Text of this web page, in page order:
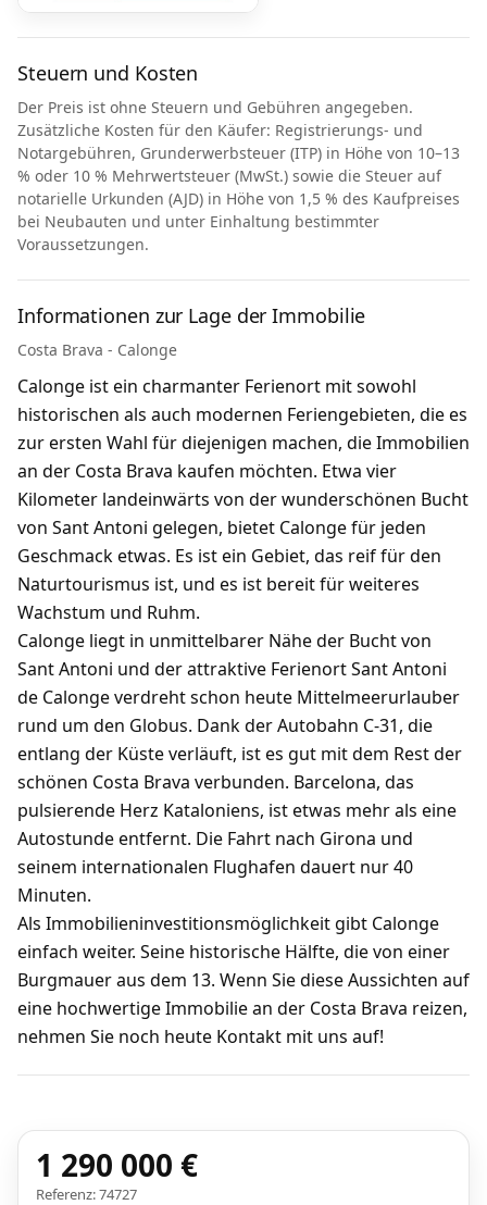
Steuern und Kosten
Der Preis ist ohne Steuern und Gebühren angegeben.
Zusätzliche Kosten für den Käufer: Registrierungs- und
Notargebühren, Grunderwerbsteuer (ITP) in Höhe von 10–13
% oder 10 % Mehrwertsteuer (MwSt.) sowie die Steuer auf
notarielle Urkunden (AJD) in Höhe von 1,5 % des Kaufpreises
bei Neubauten und unter Einhaltung bestimmter
Voraussetzungen.
Informationen zur Lage der Immobilie
Costa Brava - Calonge
Calonge ist ein charmanter Ferienort mit sowohl
historischen als auch modernen Feriengebieten, die es
zur ersten Wahl für diejenigen machen, die Immobilien
an der Costa Brava kaufen möchten. Etwa vier
Kilometer landeinwärts von der wunderschönen Bucht
von Sant Antoni gelegen, bietet Calonge für jeden
Geschmack etwas. Es ist ein Gebiet, das reif für den
Naturtourismus ist, und es ist bereit für weiteres
Wachstum und Ruhm.
Calonge liegt in unmittelbarer Nähe der Bucht von
Sant Antoni und der attraktive Ferienort Sant Antoni
de Calonge verdreht schon heute Mittelmeerurlauber
rund um den Globus. Dank der Autobahn C-31, die
entlang der Küste verläuft, ist es gut mit dem Rest der
schönen Costa Brava verbunden. Barcelona, ​​das
pulsierende Herz Kataloniens, ist etwas mehr als eine
Autostunde entfernt. Die Fahrt nach Girona und
seinem internationalen Flughafen dauert nur 40
Minuten.
Als Immobilieninvestitionsmöglichkeit gibt Calonge
einfach weiter. Seine historische Hälfte, die von einer
Burgmauer aus dem 13. Wenn Sie diese Aussichten auf
eine hochwertige Immobilie an der Costa Brava reizen,
nehmen Sie noch heute Kontakt mit uns auf!
1 290 000 €
Referenz: 74727